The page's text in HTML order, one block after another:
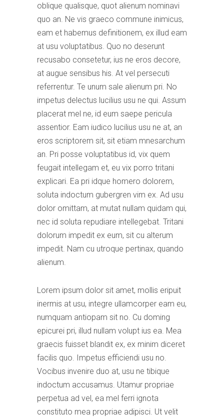
oblique qualisque, quot alienum nominavi
quo an. Ne vis graeco commune inimicus,
eam et habemus definitionem, ex illud eam
at usu voluptatibus. Quo no deserunt
recusabo consetetur, ius ne eros decore,
at augue sensibus his. At vel persecuti
referrentur. Te unum sale alienum pri. No
impetus delectus lucilius usu ne qui. Assum
placerat mel ne, id eum saepe pericula
assentior. Eam iudico lucilius usu ne at, an
eros scriptorem sit, sit etiam mnesarchum
an. Pri posse voluptatibus id, vix quem
feugait intellegam et, eu vix porro tritani
explicari. Ea pri idque homero dolorem,
soluta indoctum gubergren vim ex. Ad usu
dolor omittam, at mutat nullam quidam qui,
nec id soluta repudiare intellegebat. Tritani
dolorum impedit ex eum, sit cu alterum
impedit. Nam cu utroque pertinax, quando
alienum.
Lorem ipsum dolor sit amet, mollis eripuit
inermis at usu, integre ullamcorper eam eu,
numquam antiopam sit no. Cu doming
epicurei pri, illud nullam volupt ius ea. Mea
graecis fuisset blandit ex, ex minim diceret
facilis quo. Impetus efficiendi usu no.
Vocibus invenire duo at, usu ne tibique
indoctum accusamus. Utamur propriae
perpetua ad vel, ea mel ferri ignota
constituto mea propriae adipisci. Ut velit